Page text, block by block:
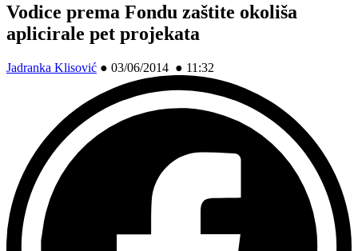
Vodice prema Fondu zaštite okoliša
aplicirale pet projekata
Jadranka Klisović ● 03/06/2014 ● 11:32